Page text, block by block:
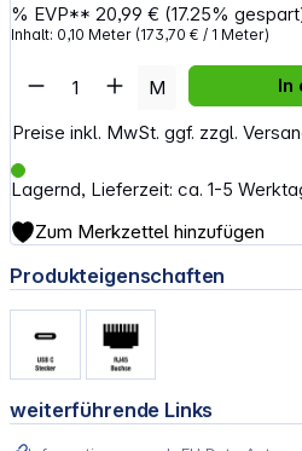
% EVP**20,99 € (17.25%
Inhalt: 0,10 Meter (173,70 € / 1 Meter)
Preise inkl. MwSt. ggf. zzgl.
Lagernd, Lieferzeit: ca. 1-5
Artikel Anzahl: Gib
M In
Zum Merkzettel hinzufügen
Produkteigenschaften
weiterführende Links